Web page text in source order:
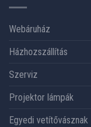
Webáruház
Házhozszállítás
Szerviz
Projektor lámpák
Egyedi vetítővásznak